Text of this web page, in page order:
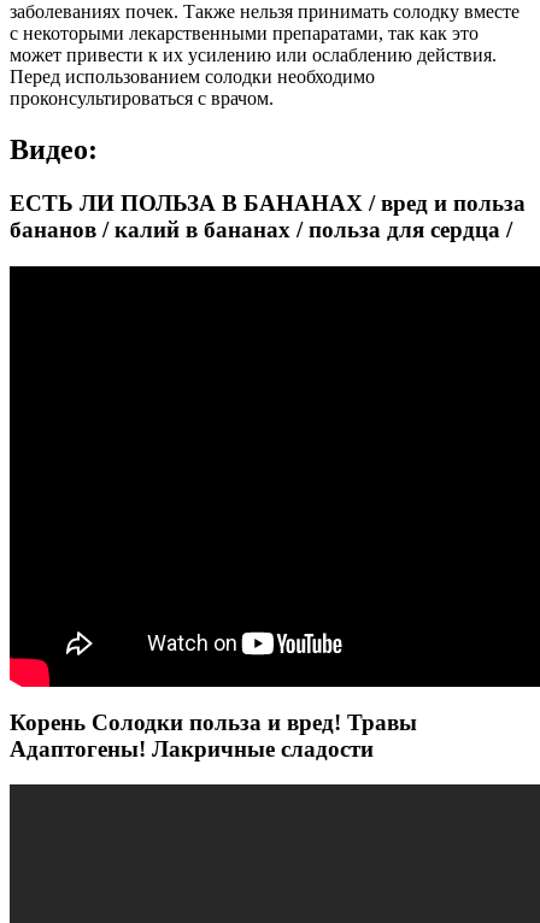
заболеваниях почек. Также нельзя принимать солодку вместе
с некоторыми лекарственными препаратами, так как это
может привести к их усилению или ослаблению действия.
Перед использованием солодки необходимо
проконсультироваться с врачом.
Видео:
ЕСТЬ ЛИ ПОЛЬЗА В БАНАНАХ / вред и польза
бананов / калий в бананах / польза для сердца /
Корень Солодки польза и вред! Травы
Адаптогены! Лакричные сладости